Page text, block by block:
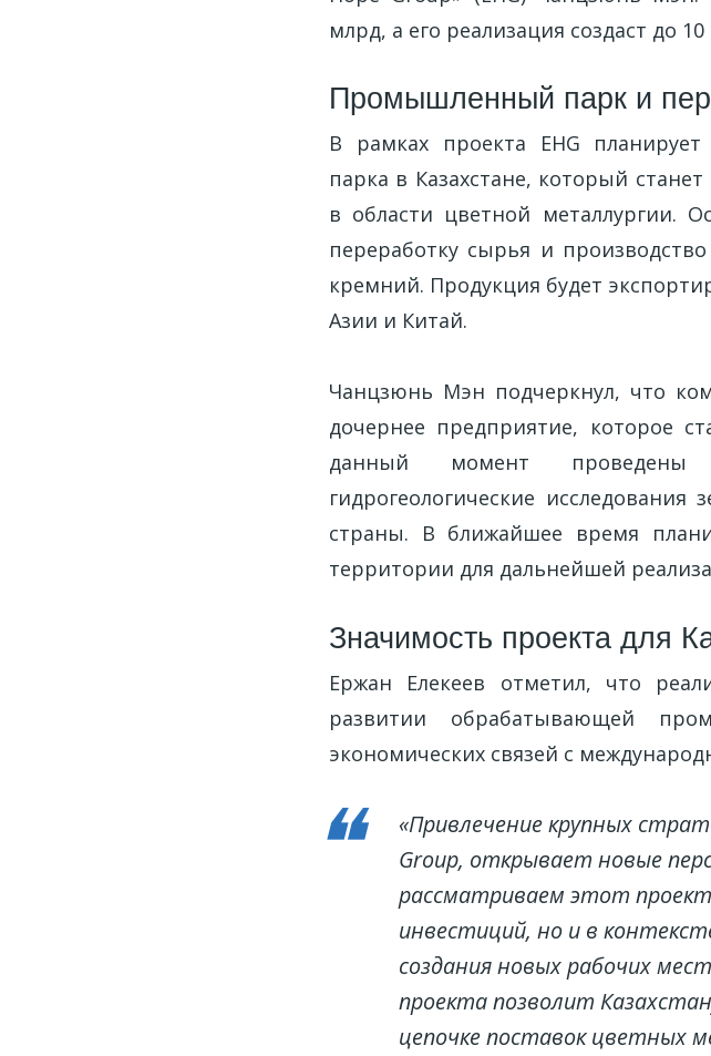
млрд, а его реализация создаст до
Промышленный парк и
В рамках проекта EHG
парка в Казахстане, который
в области цветной металлургии.
переработку сырья и
кремний. Продукция будет
Азии и Китай.
Чанцзюнь Мэн подчеркнул, что
дочернее предприятие, которое
данный момент проведены
гидрогеологические исследования
страны. В ближайшее время
территории для дальнейшей
Значимость проекта для
Ержан Елекеев отметил, что
развитии обрабатывающей
экономических связей с
«Привлечение крупных
Group, открывает новые
рассматриваем этот
инвестиций, но и в
создания новых рабочих
проекта позволит
цепочке поставок цветных